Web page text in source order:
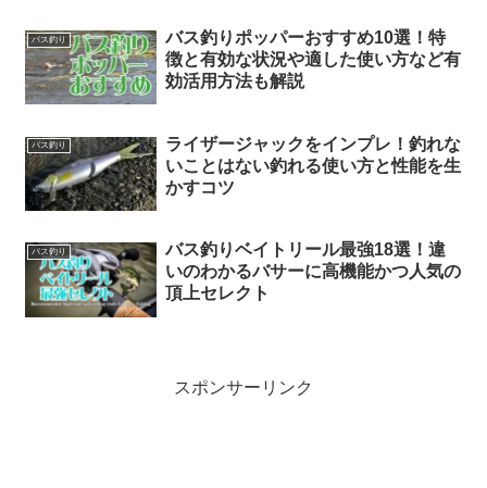
バス釣り
バス釣りポッパーおすすめ10選！特
徴と有効な状況や適した使い方など有
効活用方法も解説
バス釣り
ライザージャックをインプレ！釣れな
いことはない釣れる使い方と性能を生
かすコツ
バス釣り
バス釣りベイトリール最強18選！違
いのわかるバサーに高機能かつ人気の
頂上セレクト
スポンサーリンク